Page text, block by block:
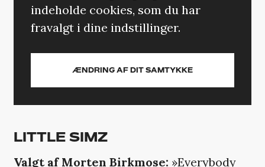
indeholde cookies, som du har
fravalgt i dine indstillinger.
ÆNDRING AF DIT SAMTYKKE
LITTLE SIMZ
Valgt af Morten Birkmose: »Everybody